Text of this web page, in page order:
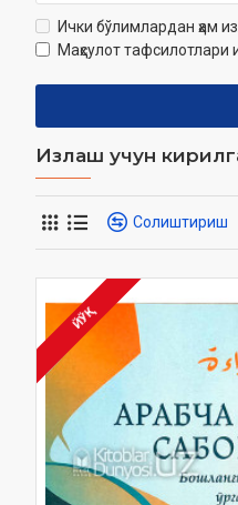
Ички бўлимлардан ҳам
Маҳсулот
Излаш учун
Солиштириш
ЙЎҚ